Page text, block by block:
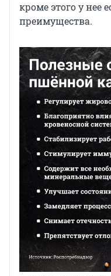
кроме этого у нее
преимущества.